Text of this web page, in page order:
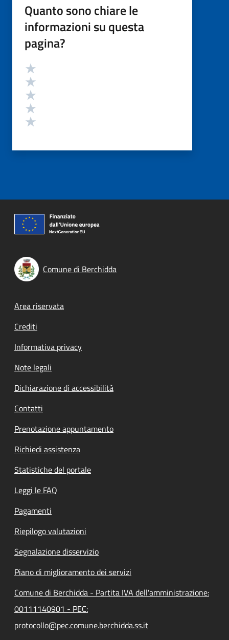
Quanto sono chiare le
informazioni su questa
pagina?
Valutazione
Comune di Berchidda
Footer menu
Area riservata
Crediti
Informativa privacy
Note legali
Dichiarazione di accessibilità
Contatti
Prenotazione appuntamento
Richiedi assistenza
Statistiche del portale
Leggi le FAQ
Pagamenti
Riepilogo valutazioni
Segnalazione disservizio
Piano di miglioramento dei servizi
Comune di Berchidda - Partita IVA dell'amministrazione:
00111140901 - PEC:
protocollo@pec.comune.berchidda.ss.it